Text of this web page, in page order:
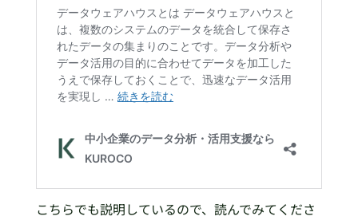
こちらでも説明しているので、読んでみてくださ